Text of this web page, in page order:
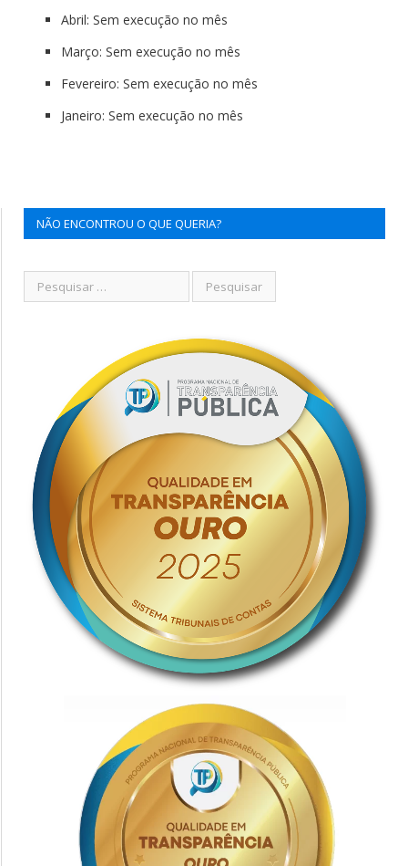
Abril: Sem execução no mês
Março: Sem execução no mês
Fevereiro: Sem execução no mês
Janeiro: Sem execução no mês
NÃO ENCONTROU O QUE QUERIA?